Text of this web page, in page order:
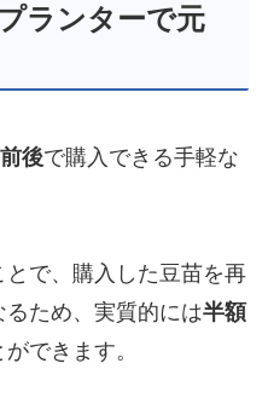
ランターで元
後で購入できる手軽な
とで、購入した豆苗を再
ため、実質的には半額
できます。